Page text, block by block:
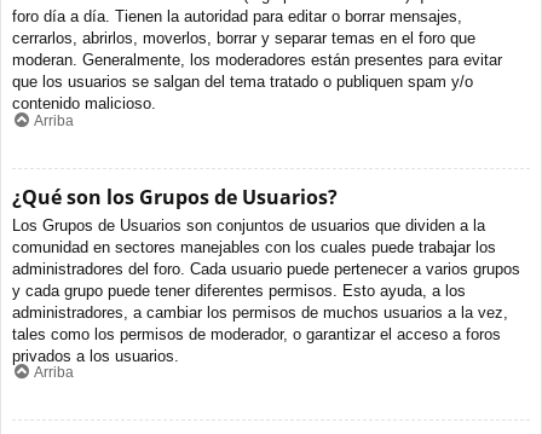
foro día a día. Tienen la autoridad para editar o borrar mensajes,
cerrarlos, abrirlos, moverlos, borrar y separar temas en el foro que
moderan. Generalmente, los moderadores están presentes para evitar
que los usuarios se salgan del tema tratado o publiquen spam y/o
contenido malicioso.
Arriba
¿Qué son los Grupos de Usuarios?
Los Grupos de Usuarios son conjuntos de usuarios que dividen a la
comunidad en sectores manejables con los cuales puede trabajar los
administradores del foro. Cada usuario puede pertenecer a varios grupos
y cada grupo puede tener diferentes permisos. Esto ayuda, a los
administradores, a cambiar los permisos de muchos usuarios a la vez,
tales como los permisos de moderador, o garantizar el acceso a foros
privados a los usuarios.
Arriba